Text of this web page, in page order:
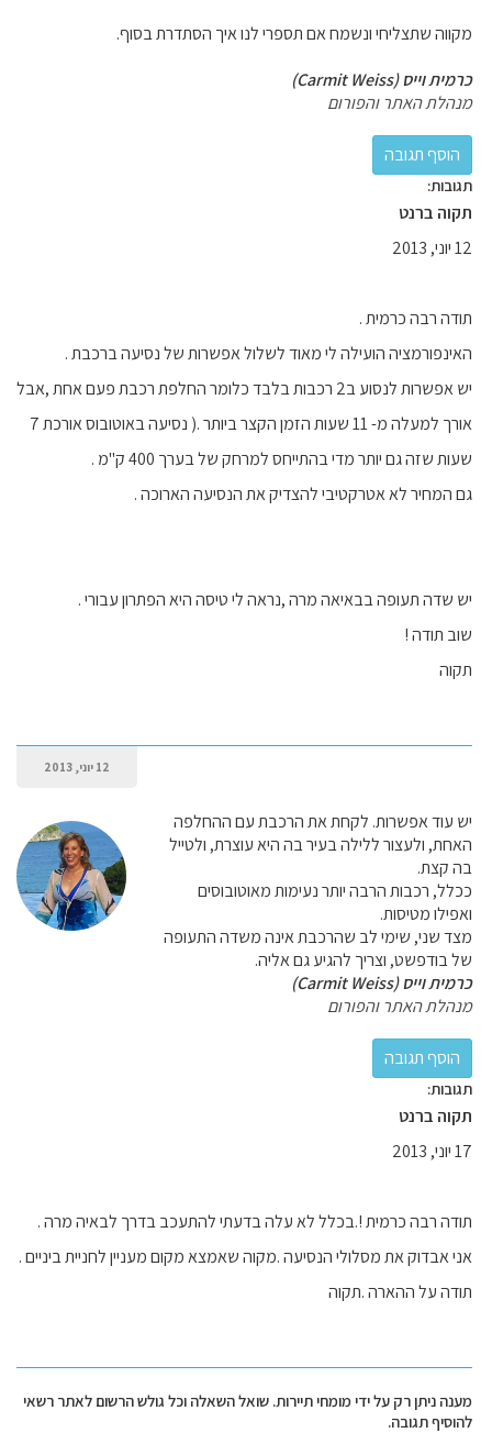
מקווה שתצליחי ונשמח אם תספרי לנו איך הסתדרת בסוף.
כרמית וייס (Carmit Weiss)
מנהלת האתר והפורום
תגובות:
תקוה ברנט
12 יוני, 2013
תודה רבה כרמית .
האינפורמציה הועילה לי מאוד לשלול אפשרות של נסיעה ברכבת .
יש אפשרות לנסוע ב2 רכבות בלבד כלומר החלפת רכבת פעם אחת ,אבל
אורך למעלה מ- 11 שעות הזמן הקצר ביותר .( נסיעה באוטובוס אורכת 7
שעות שזה גם יותר מדי בהתייחס למרחק של בערך 400 ק"מ .
גם המחיר לא אטרקטיבי להצדיק את הנסיעה הארוכה .
יש שדה תעופה בבאיאה מרה ,נראה לי טיסה היא הפתרון עבורי .
שוב תודה !
תקוה
12 יוני, 2013
יש עוד אפשרות. לקחת את הרכבת עם ההחלפה
האחת, ולעצור ללילה בעיר בה היא עוצרת, ולטייל
בה קצת.
ככלל, רכבות הרבה יותר נעימות מאוטובוסים
ואפילו מטיסות.
מצד שני, שימי לב שהרכבת אינה משדה התעופה
של בודפשט, וצריך להגיע גם אליה.
כרמית וייס (Carmit Weiss)
מנהלת האתר והפורום
תגובות:
תקוה ברנט
17 יוני, 2013
תודה רבה כרמית !.בכלל לא עלה בדעתי להתעכב בדרך לבאיה מרה .
אני אבדוק את מסלולי הנסיעה .מקוה שאמצא מקום מעניין לחניית ביניים .
תודה על ההארה .תקוה
מענה ניתן רק על ידי מומחי תיירות. שואל השאלה וכל גולש הרשום לאתר רשאי
להוסיף תגובה.